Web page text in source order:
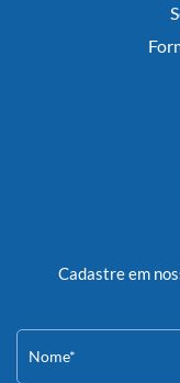
Cadastre em